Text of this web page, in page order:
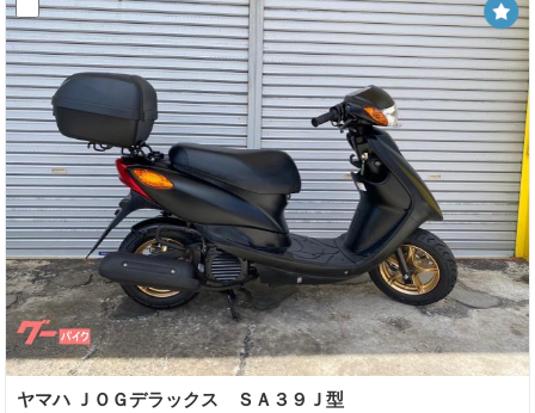
ヤマハ ＪＯＧデラックス ＳＡ３９Ｊ型